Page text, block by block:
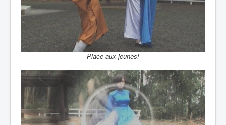
Place aux jeunes!